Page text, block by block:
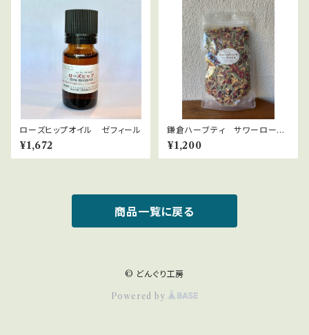
ローズヒップオイル ゼフィール
¥1,672
鎌倉ハーブティ サワーロー
ズ 30ｇ
¥1,200
商品一覧に戻る
© どんぐり工房
Powered by